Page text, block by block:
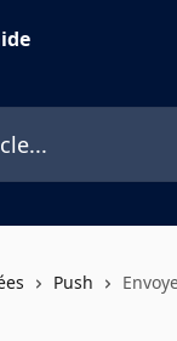
Push